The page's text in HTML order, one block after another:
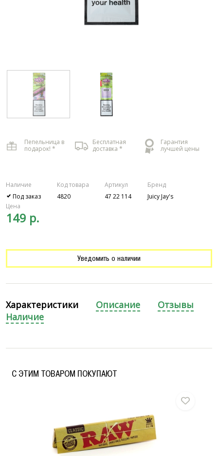
Пепельница в
подарок! *
Бесплатная
доставка *
Гарантия
лучшей цены
Наличие
Под заказ
Код товара
4820
Артикул
47 22 114
Бренд
Juicy Jay's
Цена
149 р.
Уведомить о наличии
Характеристики Описание
Отзывы
Наличие
C ЭТИМ ТОВАРОМ ПОКУПАЮТ